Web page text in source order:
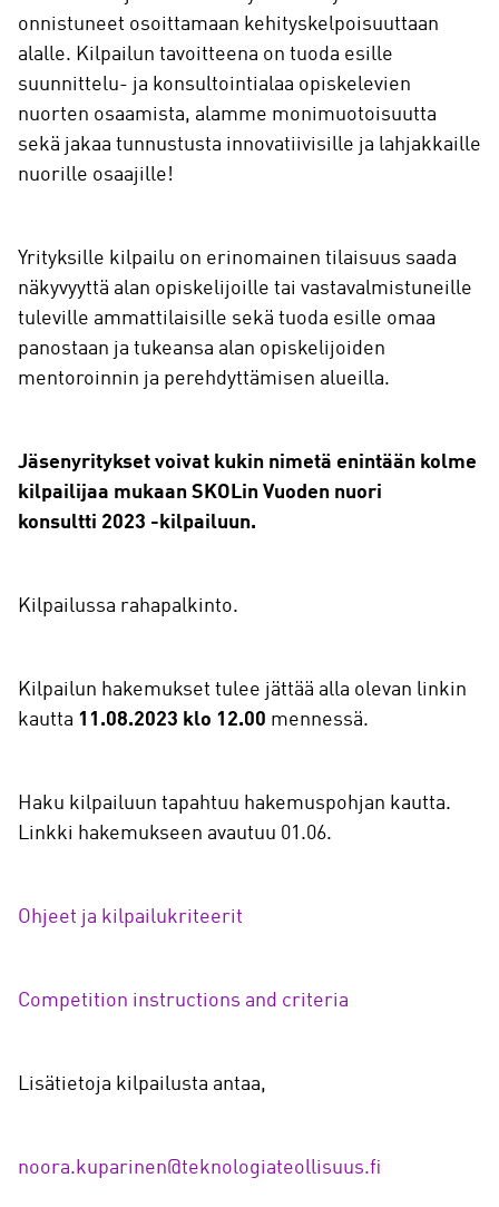
onnistuneet osoittamaan kehityskelpoisuuttaan
alalle. Kilpailun tavoitteena on tuoda esille
suunnittelu- ja konsultointialaa opiskelevien
nuorten osaamista, alamme monimuotoisuutta
sekä jakaa tunnustusta innovatiivisille ja lahjakkaille
nuorille osaajille!
Yrityksille kilpailu on erinomainen tilaisuus saada
näkyvyyttä alan opiskelijoille tai vastavalmistuneille
tuleville ammattilaisille sekä tuoda esille omaa
panostaan ja tukeansa alan opiskelijoiden
mentoroinnin ja perehdyttämisen alueilla.
Jäsenyritykset voivat kukin nimetä enintään kolme
kilpailijaa mukaan SKOLin Vuoden nuori
konsultti 2023 -kilpailuun.
Kilpailussa rahapalkinto.
Kilpailun hakemukset tulee jättää alla olevan linkin
kautta 11.08.2023 klo 12.00 mennessä.
Haku kilpailuun tapahtuu hakemuspohjan kautta.
Linkki hakemukseen avautuu 01.06.
Ohjeet ja kilpailukriteerit
Competition instructions and criteria
Lisätietoja kilpailusta antaa,
noora.kuparinen@teknologiateollisuus.fi